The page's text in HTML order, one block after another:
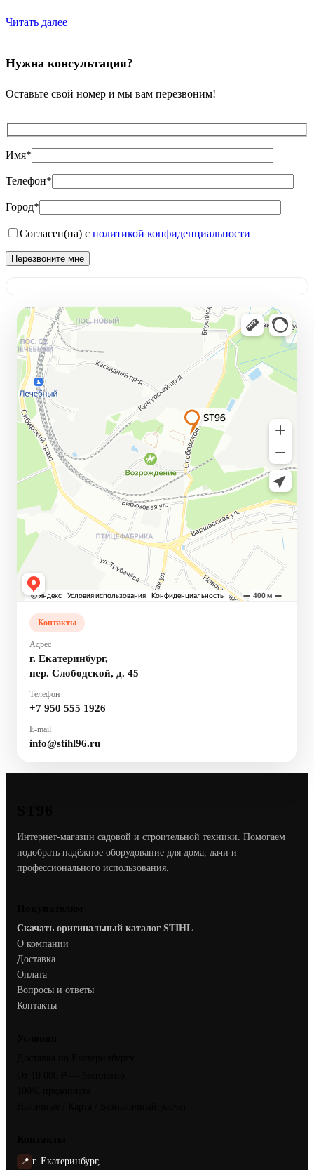
Читать далее
Нужна консультация?
Оставьте свой номер и мы вам перезвоним!
Имя*
Телефон*
Город*
Согласен(на) с политикой конфиденциальности
Контакты
Адрес
г. Екатеринбург,
пер. Слободской, д. 45
Телефон
+7 950 555 1926
E-mail
info@stihl96.ru
Интернет-магазин садовой и строительной техники. Помогаем
подобрать надёжное оборудование для дома, дачи и
профессионального использования.
Скачать оригинальный каталог STIHL
О компании
Доставка
Оплата
Вопросы и ответы
Контакты
📍 г. Екатеринбург,